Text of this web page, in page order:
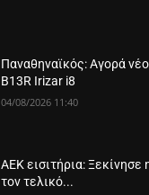
Παναθηναϊκός: Αγορά
B13R Irizar i8
04/08/2026 11:40
ΑΕΚ εισιτήρια: Ξεκίνησε
τον τελικό...